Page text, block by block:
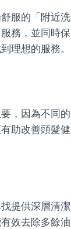
服的「附近洗
務，並同時保
理想的服務。
，因為不同的
助改善頭髮健
提供深層清潔
效去除多餘油